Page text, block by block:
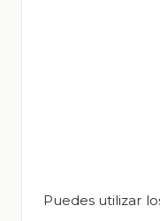
Puedes utilizar